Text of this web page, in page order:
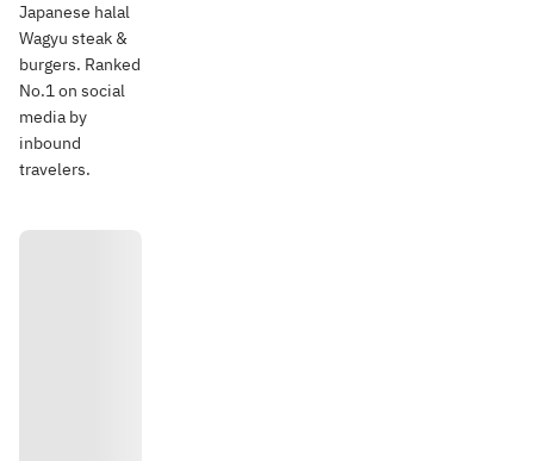
Japanese halal
Wagyu steak &
burgers. Ranked
No.1 on social
media by
inbound
travelers.